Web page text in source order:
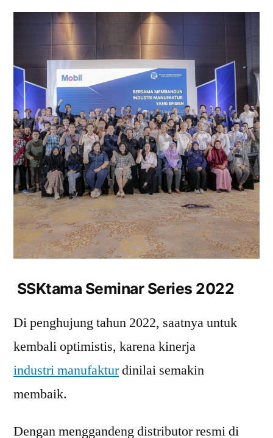
SSKtama Seminar Series 2022
Di penghujung tahun 2022, saatnya untuk
kembali optimistis, karena kinerja
industri manufakturdinilai semakin
membaik.
Dengan menggandeng distributor resmi di